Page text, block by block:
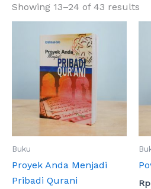
Showing 13–24 of 43 results
Buku
Proyek Anda Menjadi
Pribadi Qurani
Rp